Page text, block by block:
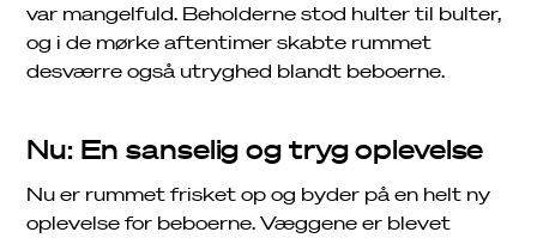
var mangelfuld. Beholderne stod hulter til bulter,
og i de mørke aftentimer skabte rummet
desværre også utryghed blandt beboerne.
Nu: En sanselig og tryg oplevelse
Nu er rummet frisket op og byder på en helt ny
oplevelse for beboerne. Væggene er blevet